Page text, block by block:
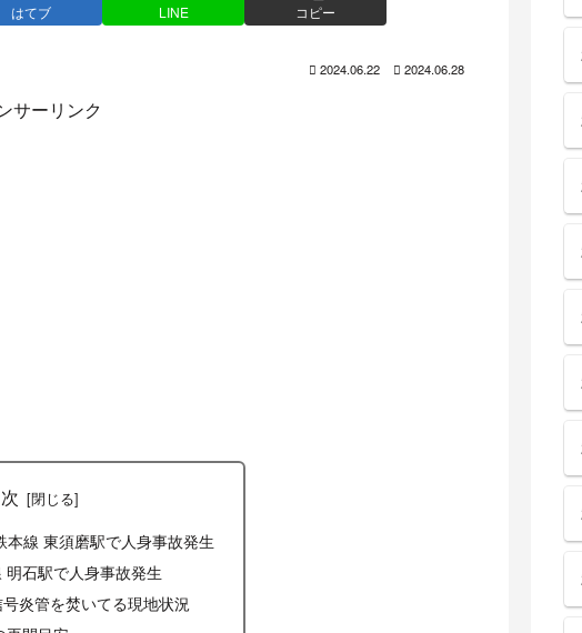
はてブ LINE コピー
2024.06.22 2024.06.28
サーリンク
線 東須磨駅で人身事故発生
石駅で人身事故発生
炎管を焚いてる現地状況